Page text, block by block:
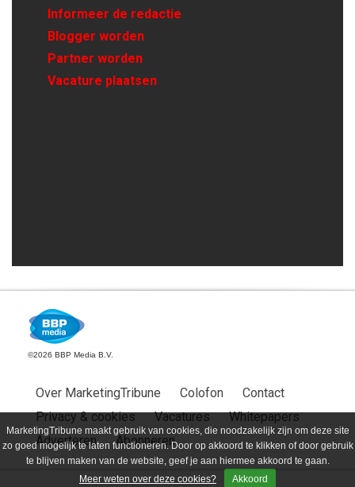
MarketingTribune maakt gebruik van cookies, die noodzakelijk zijn om deze site
zo goed mogelijk te laten functioneren. Door op akkoord te klikken of door gebruik
te blijven maken van de website, geef je aan hiermee akkoord te gaan.
Meer weten over deze cookies?
Akkoord
Informeer de redactie
Blogger worden
Partner worden
Vacature plaatsen
©2026 BBP Media B.V.
Over MarketingTribune Colofon
Contact
Privacy & cookies
Vacatures
Whitepapers
Adverteren
Abonneren